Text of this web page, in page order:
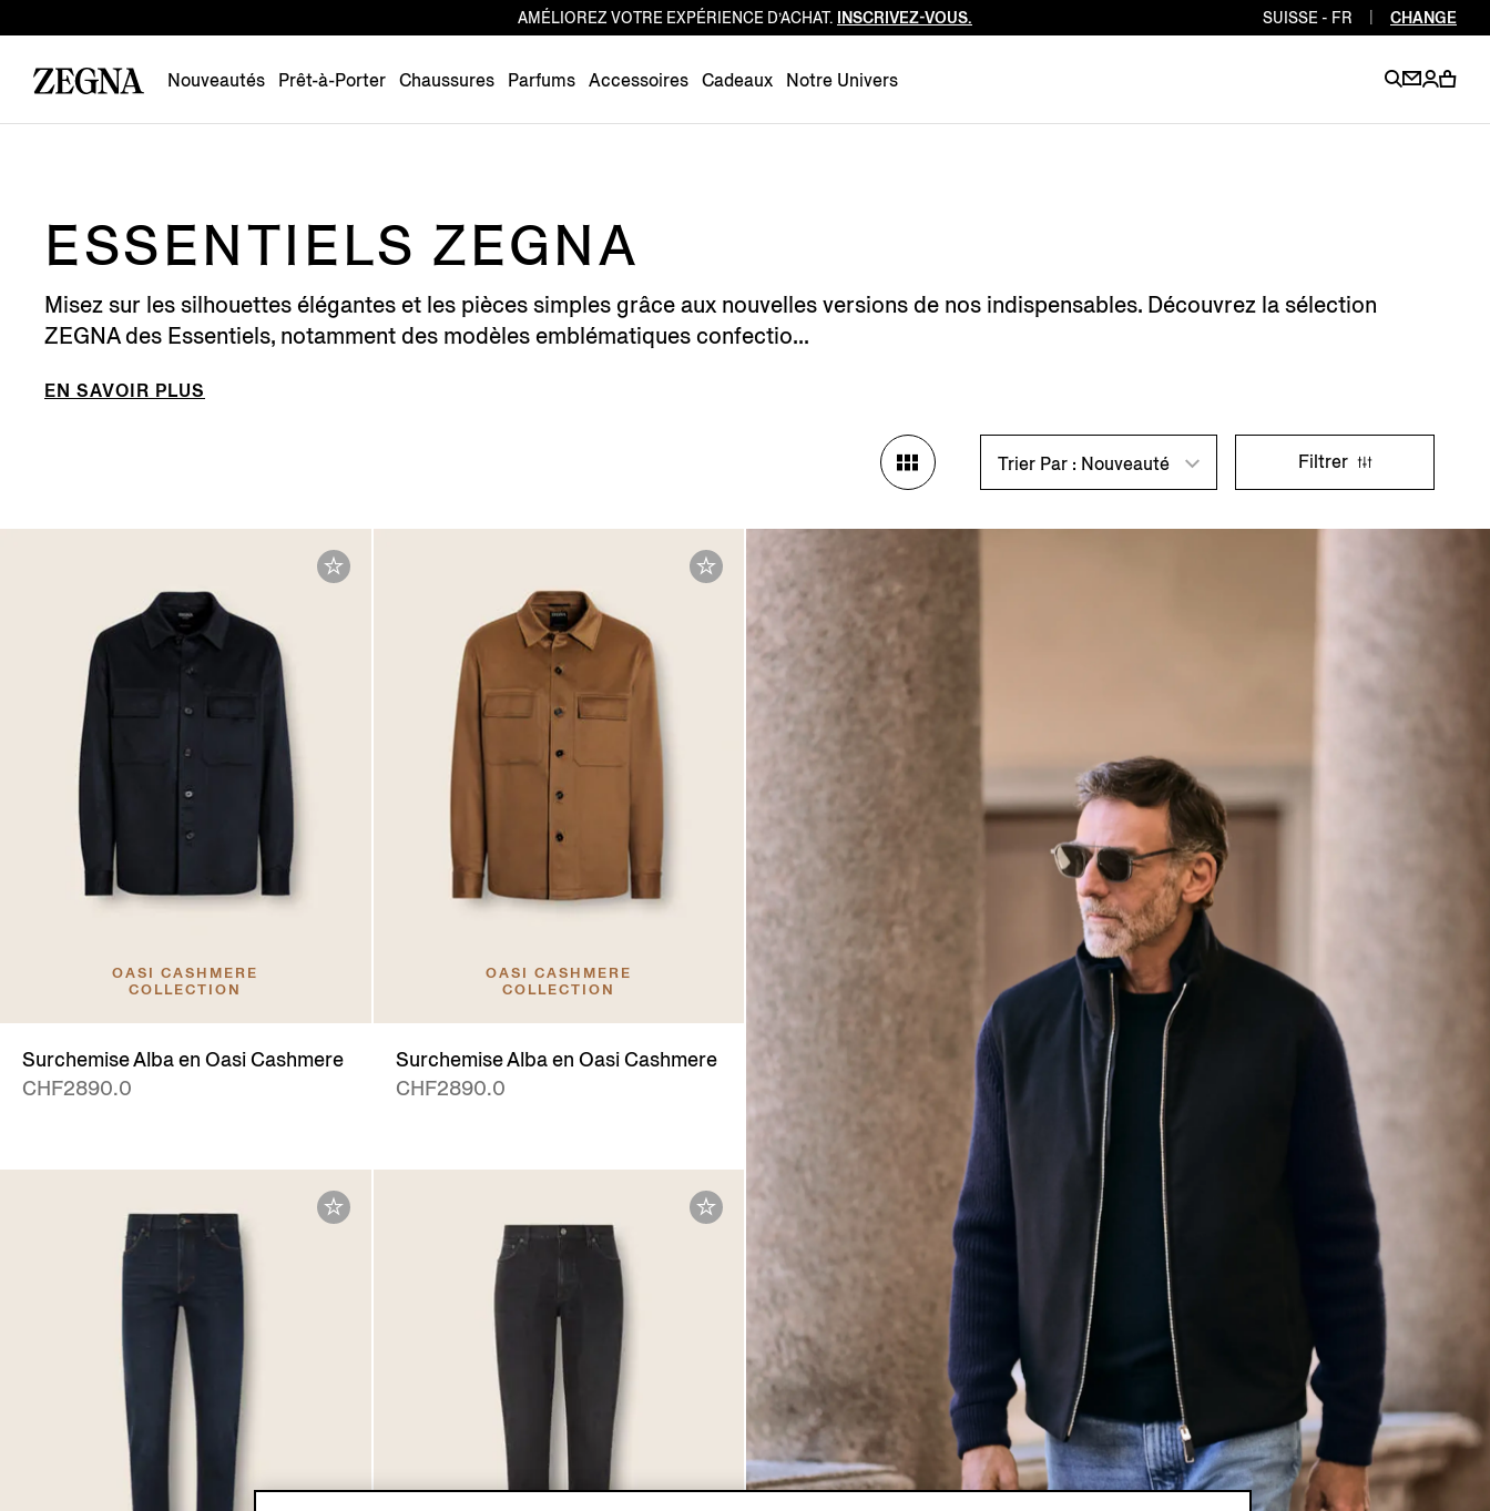
Luxembourg EN
Netherlands EN
Spain
United Kingdom
AMÉLIOREZ VOTRE EXPÉRIENCE D’ACHAT. INSCRIVEZ-VOUS. SUISSE - FR CHANGE
Nouveautés Prêt-à-Porter Chaussures Parfums Accessoires Cadeaux Notre Univers
ESSENTIELS ZEGNA
Misez sur les silhouettes élégantes et les pièces simples grâce aux nouvelles versions de nos indispensables. Découvrez la sélection
ZEGNA des Essentiels, notamment des modèles emblématiques confectio...
EN SAVOIR PLUS
Filtrer
Trier Par : Nouveauté
OASI CASHMERE
COLLECTION
Surchemise Alba en Oasi Cashmere
CHF2890.0
OASI CASHMERE
COLLECTION
Surchemise Alba en Oasi Cashmere
CHF2890.0